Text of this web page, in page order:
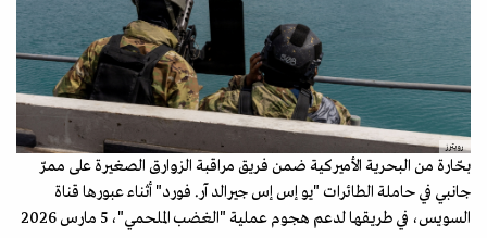
رويترز
بحّارة من البحرية الأميركية ضمن فريق مراقبة الزوارق الصغيرة على ممرّ
جانبي في حاملة الطائرات "يو إس إس جيرالد آر. فورد" أثناء عبورها قناة
السويس، في طريقها لدعم هجوم عملية "الغضب الملحمي"، 5 مارس 2026